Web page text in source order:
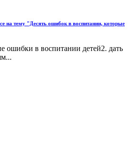
на тему "Десять ошибок в воспитании, которые
ошибки в воспитании детей2. дать